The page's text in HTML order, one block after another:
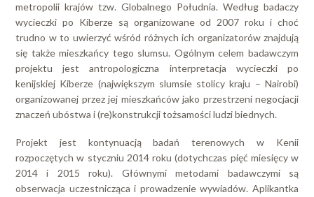
metropolii krajów tzw. Globalnego Południa. Według badaczy
wycieczki po Kiberze są organizowane od 2007 roku i choć
trudno w to uwierzyć wśród różnych ich organizatorów znajdują
się także mieszkańcy tego slumsu. Ogólnym celem badawczym
projektu jest antropologiczna interpretacja wycieczki po
kenijskiej Kiberze (największym slumsie stolicy kraju – Nairobi)
organizowanej przez jej mieszkańców jako przestrzeni negocjacji
znaczeń ubóstwa i (re)konstrukcji tożsamości ludzi biednych.
Projekt jest kontynuacją badań terenowych w Kenii
rozpoczętych w styczniu 2014 roku (dotychczas pięć miesięcy w
2014 i 2015 roku). Głównymi metodami badawczymi są
obserwacja uczestnicząca i prowadzenie wywiadów. Aplikantka